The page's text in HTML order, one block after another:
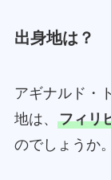
出身地は？
アギナルド・
地は、 フィリ
のでしょうか。